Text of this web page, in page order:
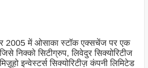
2005 में ओसाका स्टॉक एक्सचेंज पर एक
निक्को सिटीग्रुप, लिवेदुर सिक्योरिटीज
इन्वेस्टर्स सिक्योरिटीज़ कंपनी लिमिटेड